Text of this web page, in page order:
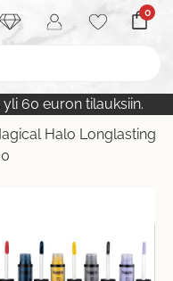
0
60 euron tilauksiin.
Halo Longlasting